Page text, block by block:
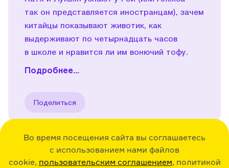
Во время посещения сайта вы соглашаетесь
с использованием нами файлов
cookie, пользовательским соглашением, политикой
так он представляется иностранцам), зачем
китайцы показывают животик, как
выдерживают по четырнадцать часов
в школе и нравится ли им вонючий тофу.
Подробнее...
Поделиться
36:30 23.12.20